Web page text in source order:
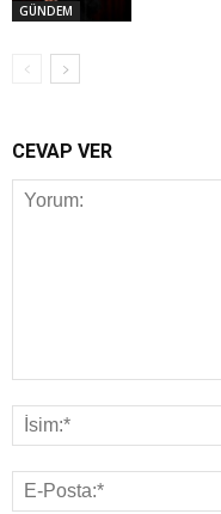
GÜNDEM
CEVAP VER